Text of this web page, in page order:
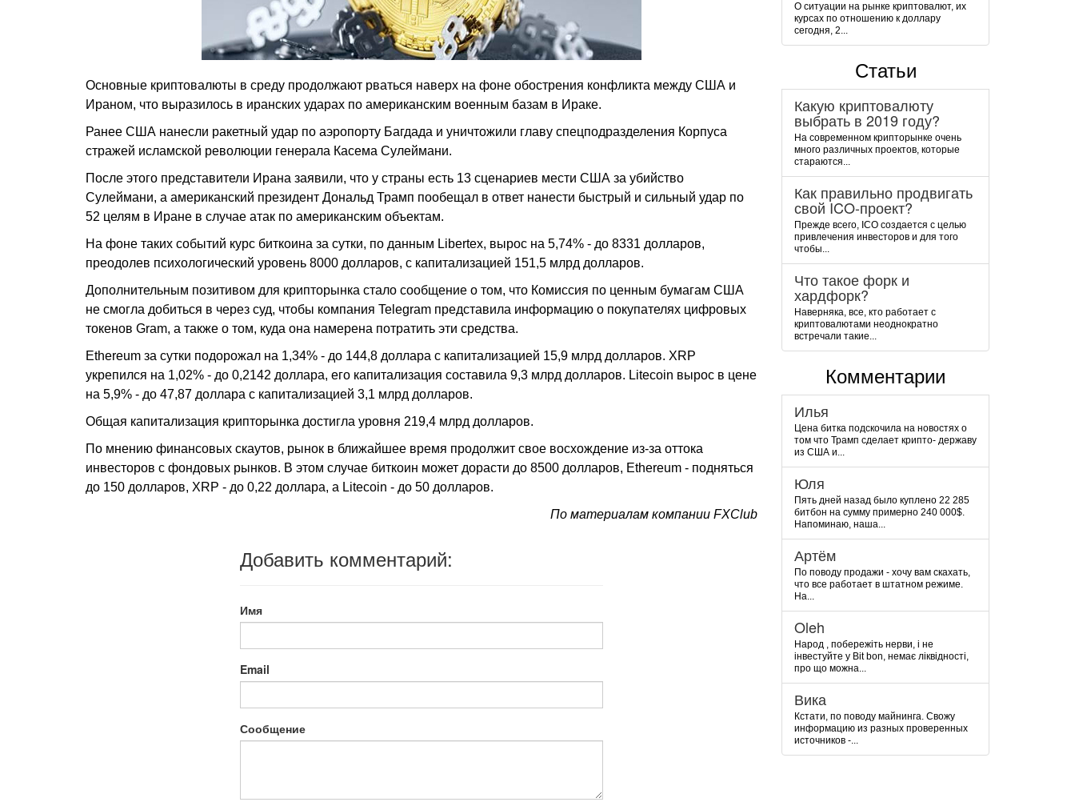
Основные криптовалюты в среду продолжают рваться наверх на фоне обострения конфликта между США и
Ираном, что выразилось в иранских ударах по американским военным базам в Ираке.
Ранее США нанесли ракетный удар по аэропорту Багдада и уничтожили главу спецподразделения Корпуса
стражей исламской революции генерала Касема Сулеймани.
После этого представители Ирана заявили, что у страны есть 13 сценариев мести США за убийство
Сулеймани, а американский президент Дональд Трамп пообещал в ответ нанести быстрый и сильный удар по
52 целям в Иране в случае атак по американским объектам.
На фоне таких событий курс биткоина за сутки, по данным Libertex, вырос на 5,74% - до 8331 долларов,
преодолев психологический уровень 8000 долларов, с капитализацией 151,5 млрд долларов.
Дополнительным позитивом для крипторынка стало сообщение о том, что Комиссия по ценным бумагам США
не смогла добиться в через суд, чтобы компания Telegram представила информацию о покупателях цифровых
токенов Gram, а также о том, куда она намерена потратить эти средства.
Ethereum за сутки подорожал на 1,34% - до 144,8 доллара с капитализацией 15,9 млрд долларов. XRP
укрепился на 1,02% - до 0,2142 доллара, его капитализация составила 9,3 млрд долларов. Litecoin вырос в цене
на 5,9% - до 47,87 доллара с капитализацией 3,1 млрд долларов.
Общая капитализация крипторынка достигла уровня 219,4 млрд долларов.
По мнению финансовых скаутов, рынок в ближайшее время продолжит свое восхождение из-за оттока
инвесторов с фондовых рынков. В этом случае биткоин может дорасти до 8500 долларов, Ethereum - подняться
до 150 долларов, XRP - до 0,22 доллара, а Litecoin - до 50 долларов.
По материалам компании FXClub
Добавить комментарий:
Имя
Email
Сообщение
О ситуации на рынке криптовалют, их
курсах по отношению к доллару
сегодня, 2...
Статьи
Какую криптовалюту
выбрать в 2019 году?
На современном крипторынке очень
много различных проектов, которые
стараются...
Как правильно продвигать
свой ICO-проект?
Прежде всего, ICO создается с целью
привлечения инвесторов и для того
чтобы...
Что такое форк и
хардфорк?
Наверняка, все, кто работает с
криптовалютами неоднократно
встречали такие...
Комментарии
Илья
Цена битка подскочила на новостях о
том что Трамп сделает крипто- державу
из США и...
Юля
Пять дней назад было куплено 22 285
битбон на сумму примерно 240 000$.
Напоминаю, наша...
Артём
По поводу продажи - хочу вам скахать,
что все работает в штатном режиме.
На...
Oleh
Народ , побережіть нерви, і не
інвестуйте у Bit bon, немає ліквідності,
про що можна...
Вика
Кстати, по поводу майнинга. Свожу
информацию из разных проверенных
источников -...